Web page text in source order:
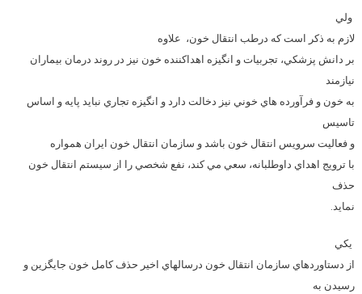
ولي
لازم به ذكر است كه درطب انتقال خون، علاوه
بر دانش پزشكي، تجربيات و انگيزه اهداكننده خون نيز در روند درمان بيماران
نيازمند
به خون و فرآورده هاي خوني نیز دخالت دارد و انگيزه تجاري نبايد پايه و اساس
تاسيس
و فعاليت سرويس انتقال خون باشد و سازمان انتقال خون ايران همواره
با ترويج اهداي داوطلبانه، سعي مي كند، نفع شخصي را از سيستم انتقال خون
حذف
نمايد.
يكي
از دستاوردهاي سازمان انتقال خون درسالهاي اخير حذف كامل خون جايگزين و
رسيدن به